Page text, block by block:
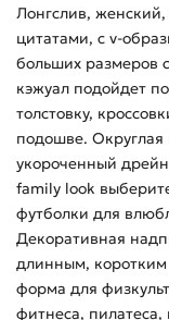
Лонгслив,
цитатами, с v-
больших размеров
кэжуал подойдет
толстовку,
подошве.
укороченный
family look
футболки для
Декоративная
длинным, коротким
форма для
фитнеса, пилатеса,